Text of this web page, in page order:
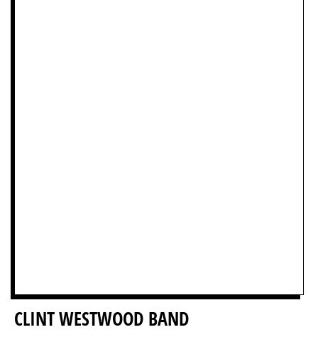
CLINT WESTWOOD BAND